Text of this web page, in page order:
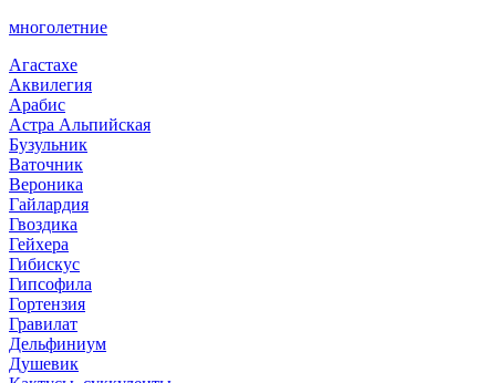
многолетние
Агастахе
Аквилегия
Арабис
Астра Альпийская
Бузульник
Ваточник
Вероника
Гайлардия
Гвоздика
Гейхера
Гибискус
Гипсофила
Гортензия
Гравилат
Дельфиниум
Душевик